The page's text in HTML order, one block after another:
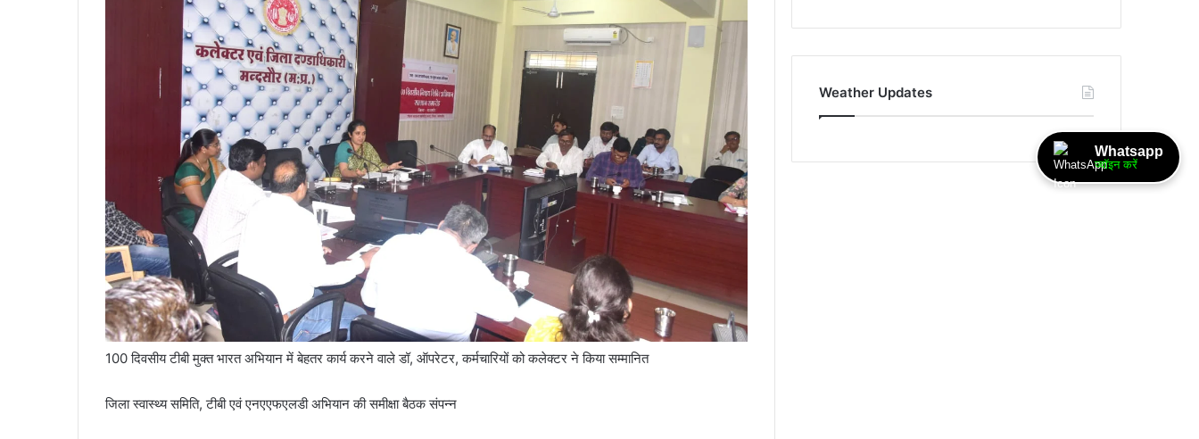
100 दिवसीय टीबी मुक्त भारत अभियान में बेहतर कार्य करने वाले डॉ, ऑपरेटर, कर्मचारियों को कलेक्टर ने किया सम्मानित
जिला स्वास्थ्य समिति, टीबी एवं एनएएफएलडी अभियान की समीक्षा बैठक संपन्न
Weather Updates
Whatsapp
ज्वॉइन करें